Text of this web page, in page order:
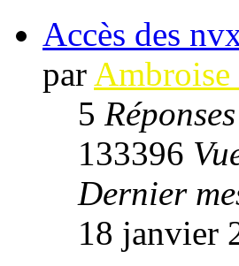
Accès des
par
5 Réponses
133396
Dernier
18 janvier